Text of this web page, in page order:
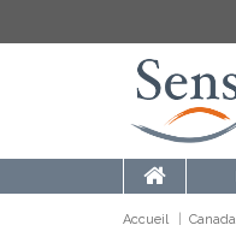
Accueil Canada